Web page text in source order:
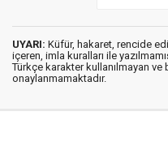
UYARI: Küfür, hakaret, rencide
içeren, imla kuralları ile
Türkçe karakter kullanılmayan ve
onaylanmamaktadır.